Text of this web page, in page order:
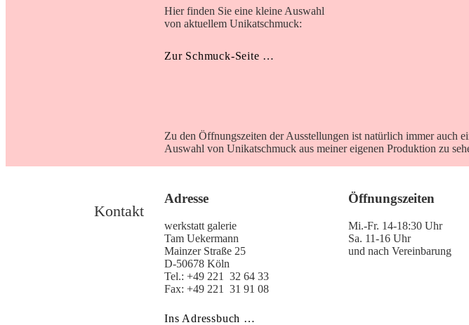
Hier finden Sie eine kleine Auswahl
von aktuellem Unikatschmuck:
Zur Schmuck-Seite …
Zu den Öffnungszeiten der Ausstellungen ist natürlich immer auch
Auswahl von Unikatschmuck aus meiner eigenen Produktion zu
Kontakt
Adresse
werkstatt galerie
Tam Uekermann
Mainzer Straße 25
D-50678 Köln
Tel.: +49 221 32 64 33
Fax: +49 221 31 91 08
Ins Adressbuch …
Öffnungszeiten
Mi.-Fr. 14-18:30 Uhr
Sa. 11-16 Uhr
und nach Vereinbarung